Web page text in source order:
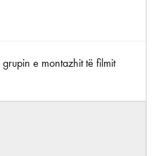
e montazhit të filmit